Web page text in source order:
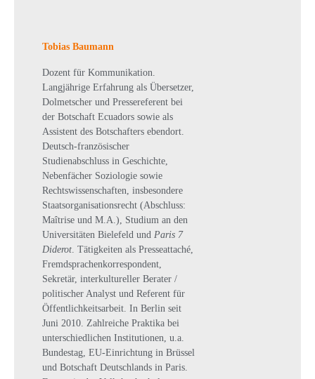
Tobias Baumann
Dozent für Kommunikation.
Langjährige Erfahrung als Übersetzer,
Dolmetscher und Pressereferent bei
der Botschaft Ecuadors sowie als
Assistent des Botschafters ebendort.
Deutsch-französischer
Studienabschluss in Geschichte,
Nebenfächer Soziologie sowie
Rechtswissenschaften, insbesondere
Staatsorganisationsrecht (Abschluss:
Maîtrise und M.A.), Studium an den
Universitäten Bielefeld und Paris 7
Diderot. Tätigkeiten als Presseattaché,
Fremdsprachenkorrespondent,
Sekretär, interkultureller Berater /
politischer Analyst und Referent für
Öffentlichkeitsarbeit. In Berlin seit
Juni 2010. Zahlreiche Praktika bei
unterschiedlichen Institutionen, u.a.
Bundestag, EU-Einrichtung in Brüssel
und Botschaft Deutschlands in Paris.